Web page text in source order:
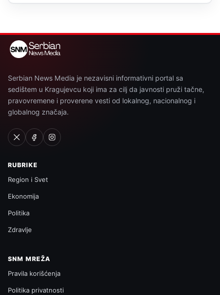
Serbian News Media je nezavisni informativni portal sa
sedištem u Kragujevcu koji ima za cilj da javnosti pruži tačne,
pravovremene i proverene vesti od lokalnog, nacionalnog i
globalnog značaja.
RUBRIKE
Region i Svet
Ekonomija
Politika
Zdravlje
SNM MREŽA
Pravila korišćenja
Politika privatnosti